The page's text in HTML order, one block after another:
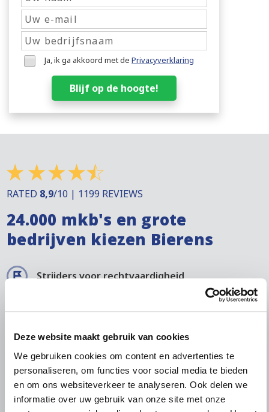
Deze website maakt gebruik van cookies
We gebruiken cookies om content en advertenties te
personaliseren, om functies voor social media te bieden
en om ons websiteverkeer te analyseren. Ook delen we
informatie over uw gebruik van onze site met onze
Ja, ik ga akkoord met de Privacyverklaring
Blijf op de hoogte!
RATED 8,9/10 | 1199 REVIEWS
24.000 mkb's en grote
bedrijven kiezen Bierens
Strijders voor rechtvaardigheid
No cure, no pay
Echte middelen om druk te zetten op uw
debiteur